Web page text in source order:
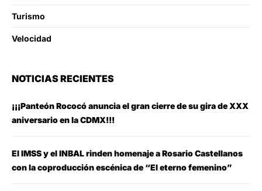
Turismo
Velocidad
NOTICIAS RECIENTES
¡¡¡Panteón Rococó anuncia el gran cierre de su gira de XXX
aniversario en la CDMX!!!
El IMSS y el INBAL rinden homenaje a Rosario Castellanos
con la coproducción escénica de “El eterno femenino”